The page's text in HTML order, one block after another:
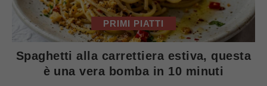
PRIMI PIATTI
Spaghetti alla carrettiera estiva, questa
è una vera bomba in 10 minuti